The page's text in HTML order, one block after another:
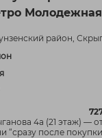
район,
4а (21 этаж) —
“сразу после